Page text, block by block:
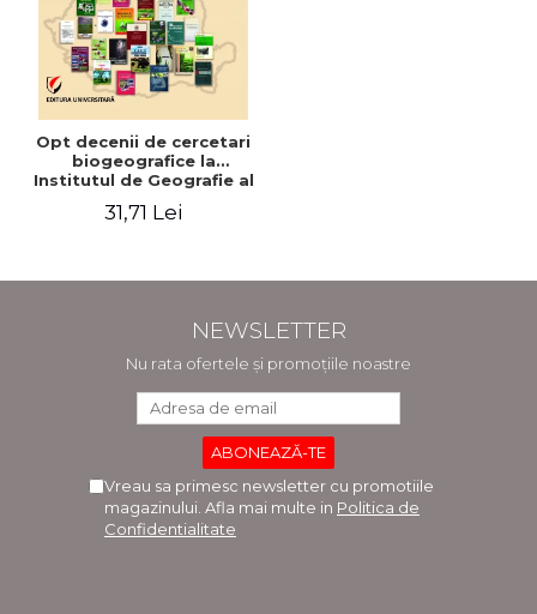
Opt decenii de cercetari
biogeografice la
Institutul de Geografie al
31,71 Lei
NEWSLETTER
Nu rata ofertele și promoțiile noastre
Vreau sa primesc newsletter cu promotiile
magazinului. Afla mai multe in Politica de
Confidentialitate